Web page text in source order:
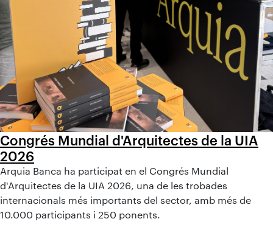
Congrés Mundial d'Arquitectes de la UIA
2026
Arquia Banca ha participat en el Congrés Mundial
d'Arquitectes de la UIA 2026, una de les trobades
internacionals més importants del sector, amb més de
10.000 participants i 250 ponents.